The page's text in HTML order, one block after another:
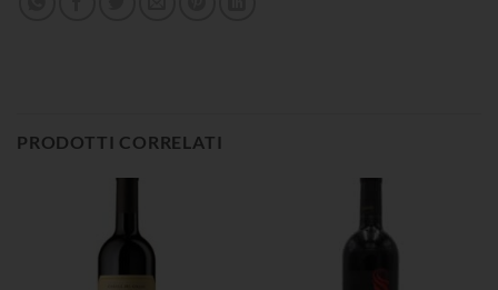
PRODOTTI CORRELATI